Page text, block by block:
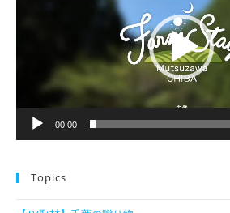
00:00
Topics